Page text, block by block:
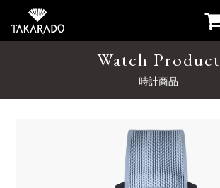
Watch Product
時計商品